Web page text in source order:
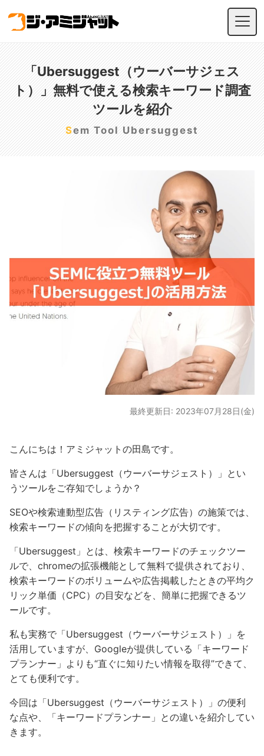
「Ubersuggest（ウーバーサジェス
ト）」無料で使える検索キーワード調査
ツールを紹介
Sem Tool Ubersuggest
最終更新日: 2023年07月28日(金)
こんにちは！アミジャットの田島です。
皆さんは「Ubersuggest（ウーバーサジェスト）」とい
うツールをご存知でしょうか？
SEOや検索連動型広告（リスティング広告）の施策では、
検索キーワードの傾向を把握することが大切です。
「Ubersuggest」とは、検索キーワードのチェックツー
ルで、chromeの拡張機能として無料で提供されており、
検索キーワードのボリュームや広告掲載したときの平均ク
リック単価（CPC）の目安などを、簡単に把握できるツ
ールです。
私も実務で「Ubersuggest（ウーバーサジェスト）」を
活用していますが、Googleが提供している「キーワード
プランナー」よりも“直ぐに知りたい情報を取得”できて、
とても便利です。
今回は「Ubersuggest（ウーバーサジェスト）」の便利
な点や、「キーワードプランナー」との違いを紹介してい
きます。